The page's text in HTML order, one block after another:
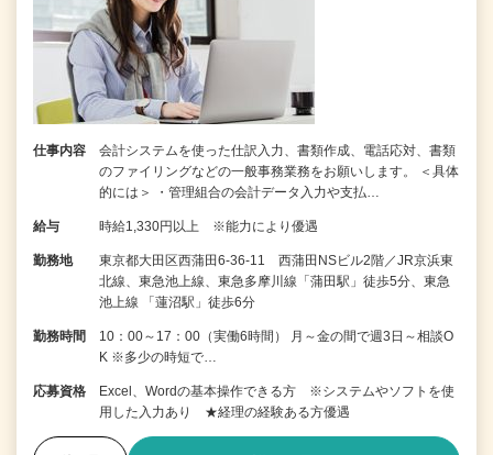
仕事内容
会計システムを使った仕訳入力、書類作成、電話応対、書類
のファイリングなどの一般事務業務をお願いします。 ＜具体
的には＞ ・管理組合の会計データ入力や支払…
給与 時給1,330円以上 ※能力により優遇
勤務地
東京都大田区西蒲田6-36-11 西蒲田NSビル2階／JR京浜東
北線、東急池上線、東急多摩川線「蒲田駅」徒歩5分、東急
池上線 「蓮沼駅」徒歩6分
勤務時間
10：00～17：00（実働6時間） 月～金の間で週3日～相談O
K ※多少の時短で…
応募資格
Excel、Wordの基本操作できる方 ※システムやソフトを使
用した入力あり ★経理の経験ある方優遇